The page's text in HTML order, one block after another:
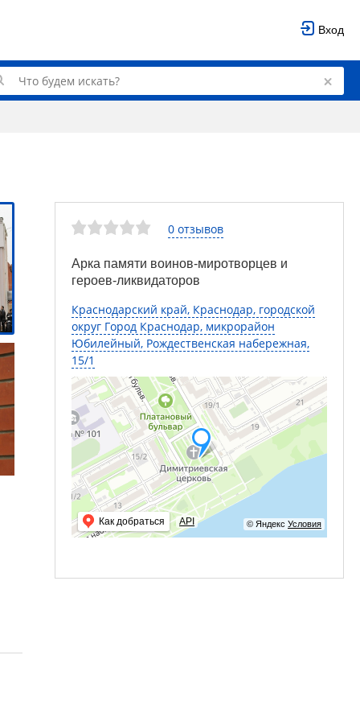
Вход
0 отзывов
Арка памяти воинов-миротворцев и
героев-ликвидаторов
Краснодарский край, Краснодар, городской
округ Город Краснодар, микрорайон
Юбилейный, Рождественская набережная,
15/1
© Яндекс Условия
Как добраться API